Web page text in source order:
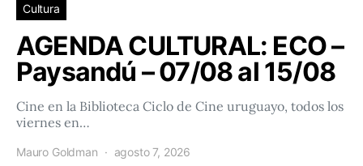
Cultura
AGENDA CULTURAL: ECO –
Paysandú – 07/08 al 15/08
Cine en la Biblioteca Ciclo de Cine uruguayo, todos los
viernes en…
Mauro Goldman agosto 7, 2026